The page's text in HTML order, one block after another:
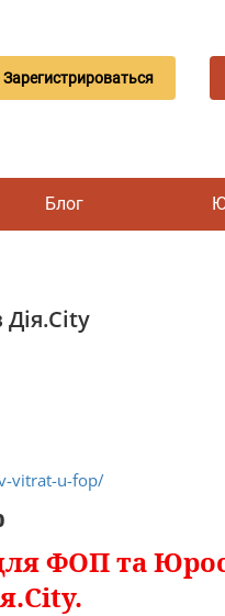
Зарегистрироваться
Блог
vitrat-u-fop/
ФОПта
.